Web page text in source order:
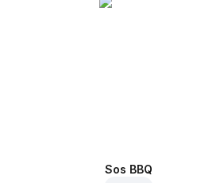
Sos BBQ